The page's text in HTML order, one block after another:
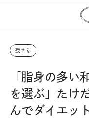
痩せる
「脂身の多い
を選ぶ」たけ
んでダイエッ